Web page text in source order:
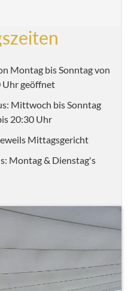
Montag bis Sonntag von
Uhr geöffnet
Mittwoch bis Sonntag
20:30 Uhr
Mittagsgericht
Montag & Dienstag's